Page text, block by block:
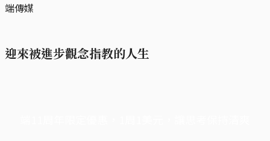
端傳媒
迎來被進步觀念指教的人生